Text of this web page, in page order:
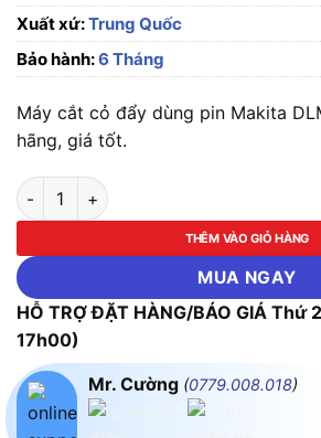
Xuất xứ:Trung Quốc
Bảo hành:6 Tháng
Máy cắt cỏ đẩy dùng pin Makita
hãng, giá tốt.
Máy cắt cỏ đẩy dùng pin Makita
THÊM VÀO GIỎ HÀNG
MUA NGAY
HỖ TRỢ ĐẶT HÀNG/BÁO GIÁ
17h00)
Mr. Cường (0779.008.018)